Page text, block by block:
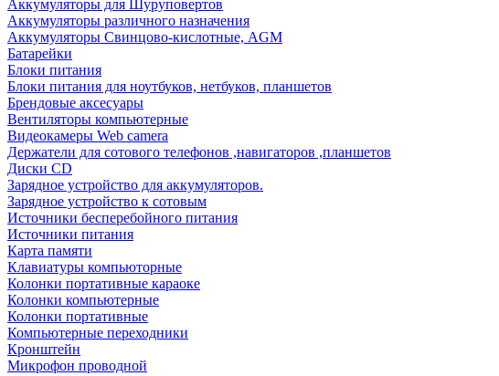
Аккумуляторы для Шуруповертов
Аккумуляторы различного назначения
Аккумуляторы Свинцово-кислотные, AGM
Батарейки
Блоки питания
Блоки питания для ноутбуков, нетбуков, планшетов
Брендовые аксесуары
Вентиляторы компьютерные
Видеокамеры Web camera
Держатели для сотового телефонов ,навигаторов ,планшетов
Диски CD
Зарядное устройство для аккумуляторов.
Зарядное устройство к сотовым
Источники бесперебойного питания
Источники питания
Карта памяти
Клавиатуры компьюторные
Колонки портативные караоке
Колонки компьютерные
Колонки портативные
Компьютерные переходники
Кронштейн
Микрофон проводной